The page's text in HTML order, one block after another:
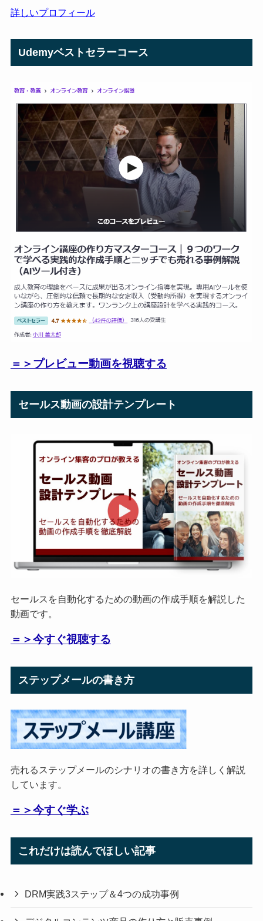
詳しいプロフィール
Udemyベストセラーコース
＝＞プレビュー動画を視聴する
セールス動画の設計テンプレート
セールスを自動化するための動画の作成手順を解説した
動画です。
＝＞今すぐ視聴する
ステップメールの書き方
売れるステップメールのシナリオの書き方を詳しく解説
しています。
＝＞今すぐ学ぶ
これだけは読んでほしい記事
DRM実践3ステップ＆4つの成功事例